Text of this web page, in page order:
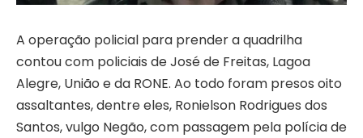
A operação policial para prender a quadrilha
contou com policiais de José de Freitas, Lagoa
Alegre, União e da RONE. Ao todo foram presos oito
assaltantes, dentre eles, Ronielson Rodrigues dos
Santos, vulgo Negão, com passagem pela polícia de